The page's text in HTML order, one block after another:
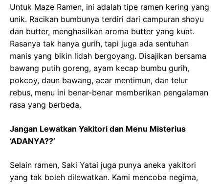
Untuk Maze Ramen, ini adalah tipe ramen kering yang
unik. Racikan bumbunya terdiri dari campuran shoyu
dan butter, menghasilkan aroma butter yang kuat.
Rasanya tak hanya gurih, tapi juga ada sentuhan
manis yang bikin lidah bergoyang. Disajikan bersama
bawang putih goreng, ayam kecap bumbu gurih,
pokcoy, daun bawang, acar mentimun, dan telur
rebus, menu ini benar-benar memberikan pengalaman
rasa yang berbeda.
Jangan Lewatkan Yakitori dan Menu Misterius
‘ADANYA??’
Selain ramen, Saki Yatai juga punya aneka yakitori
yang tak boleh dilewatkan. Kami mencoba negima,